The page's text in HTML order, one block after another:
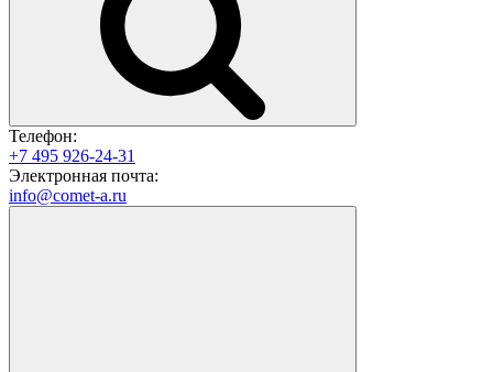
Телефон:
+7 495 926-24-31
Электронная почта:
info@comet-a.ru